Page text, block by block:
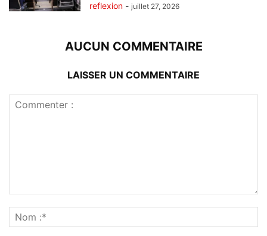
reflexion - juillet 27, 2026
AUCUN COMMENTAIRE
LAISSER UN COMMENTAIRE